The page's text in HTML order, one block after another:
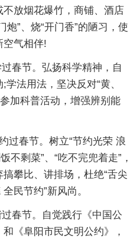
放烟花爆竹，商铺、酒店
炮”、烧“开门香”的陋习，使
空气相伴!
春节。弘扬科学精神，自
法用法，坚决反对“黄、
加科普活动，增强辨别能
过春节。树立“节约光荣 浪
不剩菜”、“吃不完兜着走”，
攀比、讲排场，杜绝“舌尖
民节约”新风尚。
春节。 自觉践行《中国公
《阜阳市民文明公约》，